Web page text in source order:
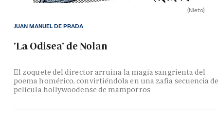
(Nieto)
'La Odisea' de Nolan
El zoquete del director arruina la magia sangrienta del
poema homérico, convirtiéndola en una zafia secuencia
película hollywoodense de mamporros
JUAN MANUEL DE PRADA